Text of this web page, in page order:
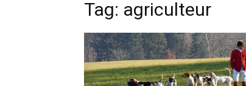
Tag: agriculteur